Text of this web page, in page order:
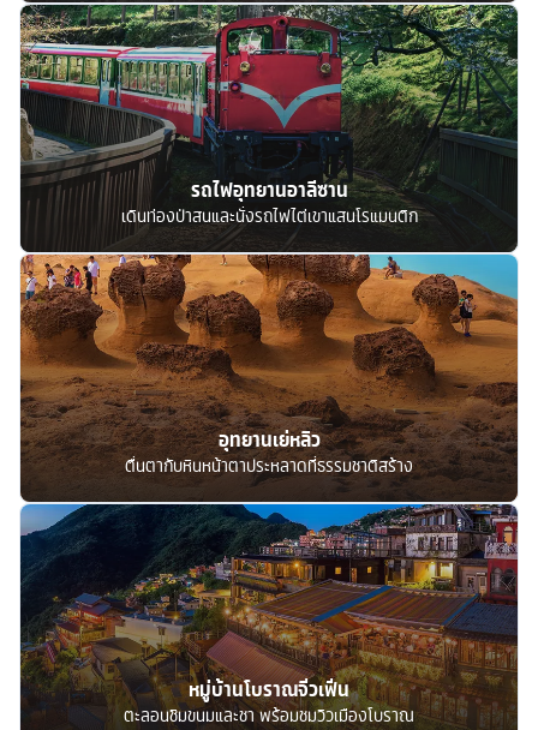
รถไฟอุทยานอาลีซาน
เดินท่องป่าสนและนั่งรถไฟไต่เขาแสนโรแมนติก
อุทยานเย่หลิว
ตื่นตากับหินหน้าตาประหลาดที่ธรรมชาติสร้าง
หมู่บ้านโบราณจิ่วเฟิ่น
ตะลอนชิมขนมและชา พร้อมชมวิวเมืองโบราณ